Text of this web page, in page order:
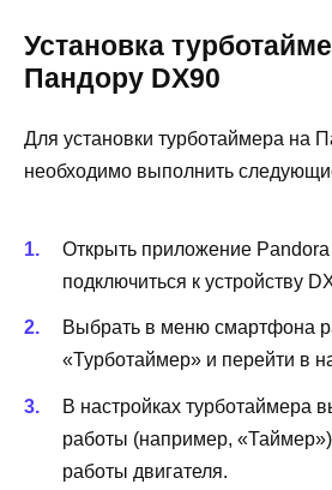
Установка
Пандору DX90
Для установки турботаймера на
необходимо выполнить
Открыть приложение
подключиться к устройству
Выбрать в меню смартфона
«Турботаймер» и перейти в
В настройках турботаймера
работы (например,
работы двигателя.